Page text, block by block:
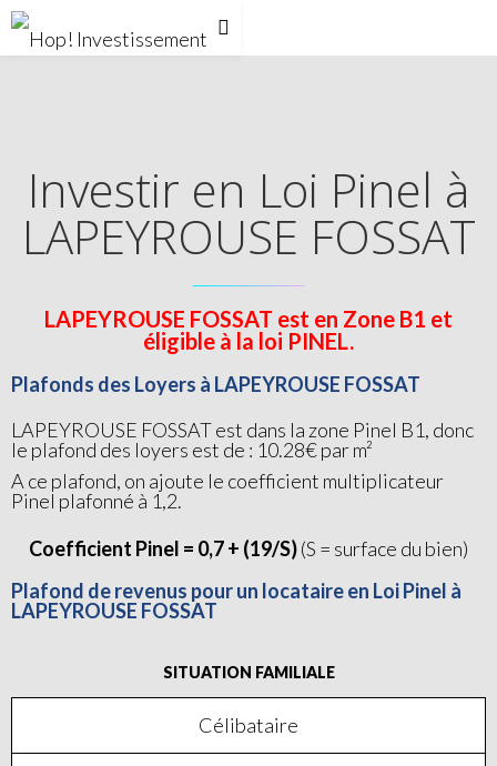
Investir en Loi Pinel à
LAPEYROUSE FOSSAT
LAPEYROUSE FOSSAT est en Zone B1 et
éligible à la loi PINEL.
Plafonds des Loyers à LAPEYROUSE FOSSAT
LAPEYROUSE FOSSAT est dans la zone Pinel B1, donc
le plafond des loyers est de : 10.28€ par m²
A ce plafond, on ajoute le coefficient multiplicateur
Pinel plafonné à 1,2.
Coefficient Pinel = 0,7 + (19/S)(S = surface du bien)
Plafond de revenus pour un locataire en Loi Pinel à
LAPEYROUSE FOSSAT
SITUATION FAMILIALE
Célibataire